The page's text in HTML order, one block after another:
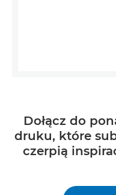
Dołącz do
druku, które
czerpią